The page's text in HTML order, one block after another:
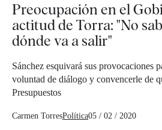
Preocupación en el
actitud de Torra: "No
dónde va a salir"
Sánchez esquivará sus provocaciones
voluntad de diálogo y convencerle de
Presupuestos
Carmen TorresPolítica05 / 02 / 2020